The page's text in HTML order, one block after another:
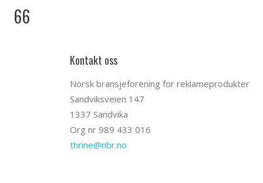
66
Kontakt oss
Norsk bransjeforening for reklameprodukter
Sandviksveien 147
1337 Sandvika
Org nr 989 433 016
thrine@nbr.no